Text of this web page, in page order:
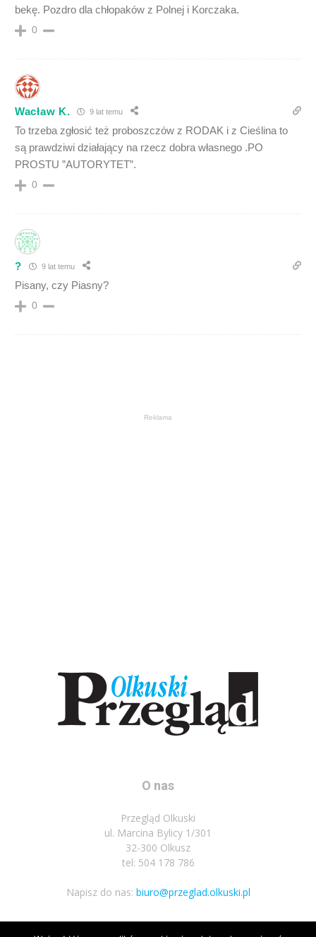
bekę. Pozdro dla chłopaków z Polnej i Korczaka.
0
Wacław K. 9 lat temu
To trzeba zgłosić też proboszczów z RODAK i z Cieślina to
są prawdziwi działający na rzecz dobra własnego .PO
PROSTU ”AUTORYTET”.
0
? 9 lat temu
Pisany, czy Piasny?
0
Reklama
O nas
Przegląd Olkuski
ul. Marcina Bylicy 1/301
32-300 Olkusz
tel: 504 178 786
Napisz do nas: biuro@przeglad.olkuski.pl